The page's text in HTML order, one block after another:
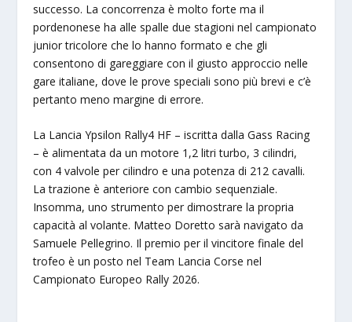
successo. La concorrenza è molto forte ma il
pordenonese ha alle spalle due stagioni nel campionato
junior tricolore che lo hanno formato e che gli
consentono di gareggiare con il giusto approccio nelle
gare italiane, dove le prove speciali sono più brevi e c’è
pertanto meno margine di errore.
La Lancia Ypsilon Rally4 HF – iscritta dalla Gass Racing
– è alimentata da un motore 1,2 litri turbo, 3 cilindri,
con 4 valvole per cilindro e una potenza di 212 cavalli.
La trazione è anteriore con cambio sequenziale.
Insomma, uno strumento per dimostrare la propria
capacità al volante. Matteo Doretto sarà navigato da
Samuele Pellegrino. Il premio per il vincitore finale del
trofeo è un posto nel Team Lancia Corse nel
Campionato Europeo Rally 2026.